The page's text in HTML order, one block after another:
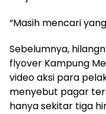
“Masih mencari
Sebelumnya,
flyover Kampung
video aksi para
menyebut pagar
hanya sekitar tiga